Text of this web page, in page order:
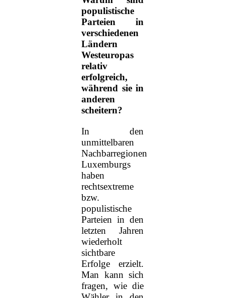
populistische
Parteien in
verschiedenen
Ländern
Westeuropas
relativ
erfolgreich,
während sie in
anderen
scheitern?
In den
unmittelbaren
Nachbarregionen
Luxemburgs
haben
rechtsextreme
bzw.
populistische
Parteien in den
letzten Jahren
wiederholt
sichtbare
Erfolge erzielt.
Man kann sich
fragen, wie die